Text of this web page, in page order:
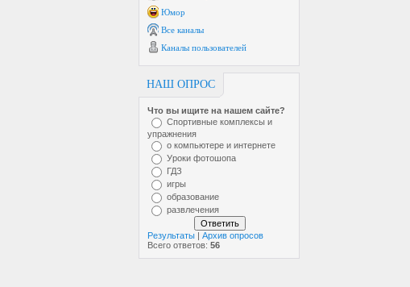
Юмор
Все каналы
Каналы пользователей
НАШ ОПРОС
Что вы ищите на нашем сайте?
Спортивные комплексы и
упражнения
о компьютере и интернете
Уроки фотошопа
ГДЗ
игры
образование
развлечения
Результаты | Архив опросов
Всего ответов: 56